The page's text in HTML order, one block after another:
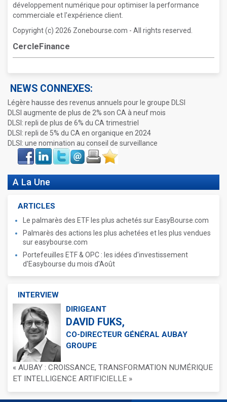
développement numérique pour optimiser la performance
commerciale et l'expérience client.
Copyright (c) 2026 Zonebourse.com - All rights reserved.
CercleFinance
NEWS CONNEXES:
Légère hausse des revenus annuels pour le groupe DLSI
DLSI augmente de plus de 2% son CA à neuf mois
DLSI: repli de plus de 6% du CA trimestriel
DLSI: repli de 5% du CA en organique en 2024
DLSI: une nomination au conseil de surveillance
Face
book
LinkIn Twitter Envoyer ImprimerFavoris
A La Une
ARTICLES
Le palmarès des ETF les plus achetés sur EasyBourse.com
Palmarès des actions les plus achetées et les plus vendues
sur easybourse.com
Portefeuilles ETF & OPC : les idées d'investissement
d'Easybourse du mois d'Août
INTERVIEW
DIRIGEANT
DAVID FUKS,
CO-DIRECTEUR GÉNÉRAL AUBAY
GROUPE
« AUBAY : CROISSANCE, TRANSFORMATION NUMÉRIQUE
ET INTELLIGENCE ARTIFICIELLE »